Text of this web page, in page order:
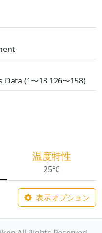
(1〜18 126〜158)
温度特性
25℃
表示オプション